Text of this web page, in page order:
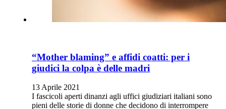
“Mother blaming” e affidi coatti: per i
giudici la colpa è delle madri
13 Aprile 2021
I fascicoli aperti dinanzi agli uffici giudiziari italiani sono
pieni delle storie di donne che decidono di interrompere